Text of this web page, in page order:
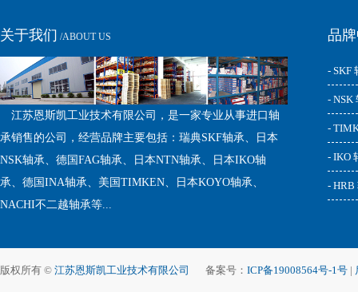
关于我们 /ABOUT US
江苏恩斯凯工业技术有限公司，是一家专业从事进口轴
承销售的公司，经营品牌主要包括：瑞典SKF轴承、日本
NSK轴承、德国FAG轴承、日本NTN轴承、日本IKO轴
承、德国INA轴承、美国TIMKEN、日本KOYO轴承、
NACHI不二越轴承等...
品
- SKF
- NSK
-
- IKO
- HRB
版权所有 © 江苏恩斯凯工业技术有限公司 备案号： ICP备19008564号-1号 |